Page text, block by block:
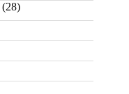
(28)